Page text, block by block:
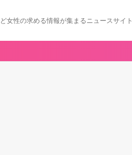
女性の求める情報が集まるニュースサイト